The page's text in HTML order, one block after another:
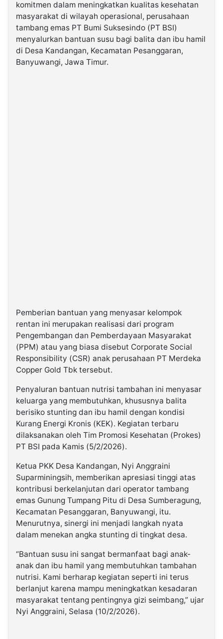
Kabarbaru.co
2026
komitmen dalam meningkatkan kualitas kesehatan
masyarakat di wilayah operasional, perusahaan
tambang emas PT Bumi Suksesindo (PT BSI)
menyalurkan bantuan susu bagi balita dan ibu hamil
di Desa Kandangan, Kecamatan Pesanggaran,
Banyuwangi, Jawa Timur.
Pemberian bantuan yang menyasar kelompok
rentan ini merupakan realisasi dari program
Pengembangan dan Pemberdayaan Masyarakat
(PPM) atau yang biasa disebut Corporate Social
Responsibility (CSR) anak perusahaan PT Merdeka
Copper Gold Tbk tersebut.
Penyaluran bantuan nutrisi tambahan ini menyasar
keluarga yang membutuhkan, khususnya balita
berisiko stunting dan ibu hamil dengan kondisi
Kurang Energi Kronis (KEK). Kegiatan terbaru
dilaksanakan oleh Tim Promosi Kesehatan (Prokes)
PT BSI pada Kamis (5/2/2026).
Ketua PKK Desa Kandangan, Nyi Anggraini
Suparminingsih, memberikan apresiasi tinggi atas
kontribusi berkelanjutan dari operator tambang
emas Gunung Tumpang Pitu di Desa Sumberagung,
Kecamatan Pesanggaran, Banyuwangi, itu.
Menurutnya, sinergi ini menjadi langkah nyata
dalam menekan angka stunting di tingkat desa.
“Bantuan susu ini sangat bermanfaat bagi anak-
anak dan ibu hamil yang membutuhkan tambahan
nutrisi. Kami berharap kegiatan seperti ini terus
berlanjut karena mampu meningkatkan kesadaran
masyarakat tentang pentingnya gizi seimbang,” ujar
Nyi Anggraini, Selasa (10/2/2026).